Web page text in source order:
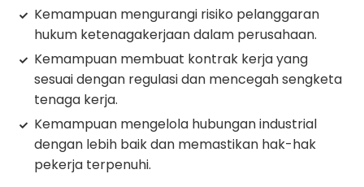
Kemampuan mengurangi risiko pelanggaran
hukum ketenagakerjaan dalam perusahaan.
Kemampuan membuat kontrak kerja yang
sesuai dengan regulasi dan mencegah sengketa
tenaga kerja.
Kemampuan mengelola hubungan industrial
dengan lebih baik dan memastikan hak-hak
pekerja terpenuhi.